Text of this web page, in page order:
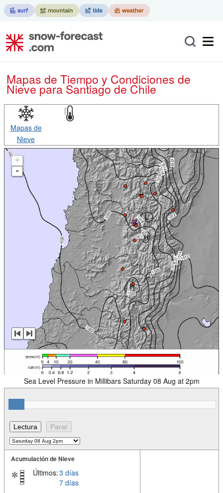
Mapas de Tiempo y Condiciones de
Nievepara Santiago de Chile
Mapas de
Nieve
+
-
Sea Level Pressure in Millibars Saturday 08 Aug at 2pm
Acumulación de Nieve
Últimos:3 días
7 días